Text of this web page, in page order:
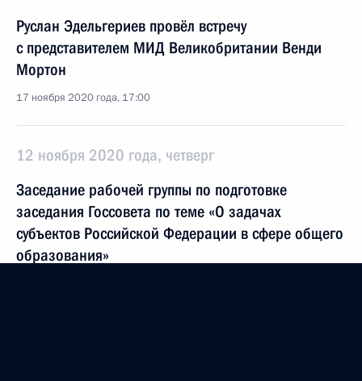
Руслан Эдельгериев провёл встречу
с представителем МИД Великобритании Венди
Мортон
17 ноября 2020 года, 17:00
12 ноября 2020 года, четверг
Заседание рабочей группы по подготовке
заседания Госсовета по теме «О задачах
субъектов Российской Федерации в сфере общего
образования»